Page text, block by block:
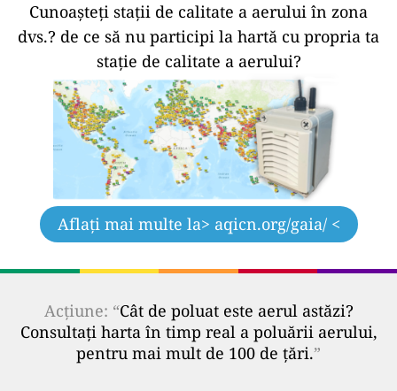
Cunoașteți stații de calitate a aerului în zona
dvs.? de ce să nu participi la hartă cu propria ta
stație de calitate a aerului?
Aflați mai multe la> aqicn.org/gaia/ <
Acțiune: “Cât de poluat este aerul astăzi?
Consultați harta în timp real a poluării aerului,
pentru mai mult de 100 de țări.”